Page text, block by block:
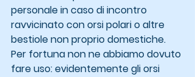
personale in caso di incontro
ravvicinato con orsi polari o altre
bestiole non proprio domestiche.
Per fortuna non ne abbiamo dovuto
fare uso: evidentemente gli orsi